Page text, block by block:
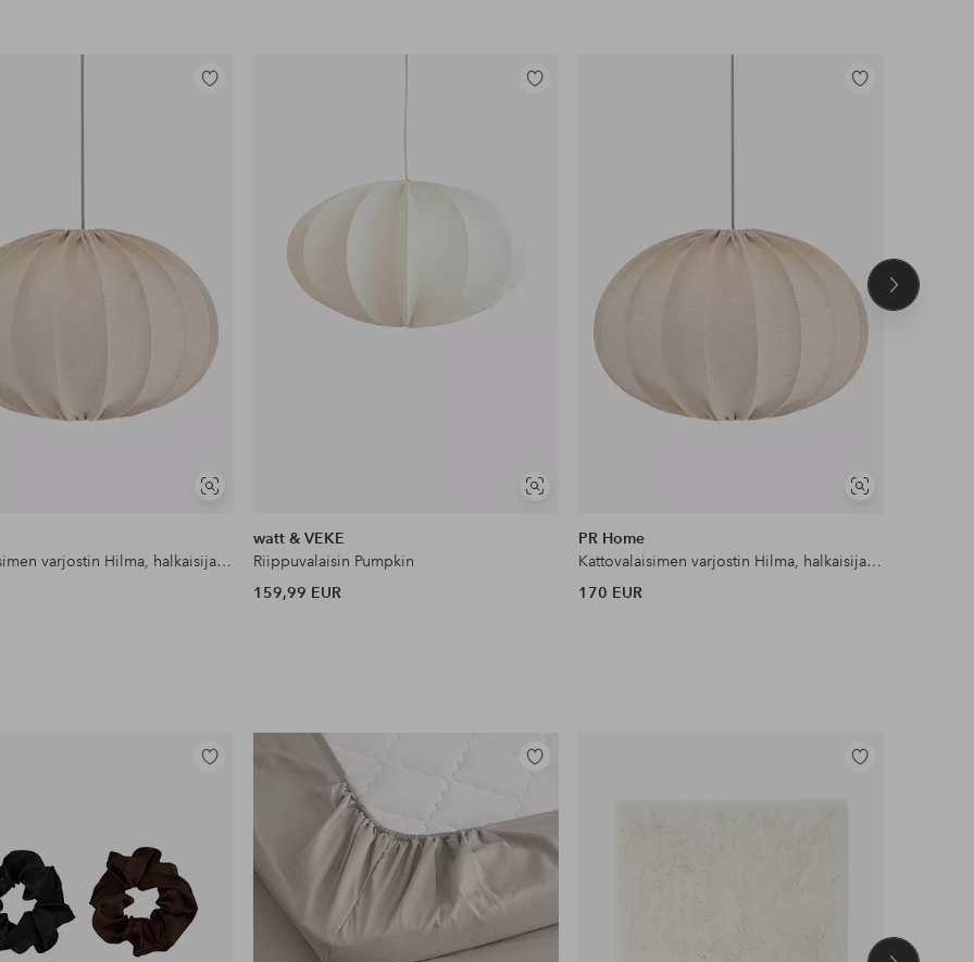
Näytä
Lisää
Kattovalaisimen varjostin Hilma, halkaisija 60 cm
Näytä
Lisää
watt & VEKE
Riippuvalaisin Pumpkin
159,99 EUR
Näytä
Lisää
PR Home
Kattovalaisimen varjostin Hilma, halkaisija 40 cm
170 EUR
Seuraava
Lisää
Lisää
Lisää